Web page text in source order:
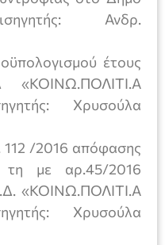
Ανδρ.
έτους
Χρυσούλα
112 /2016 απόφασης
με αρ.45/2016
«ΚΟΙΝΩ.ΠΟΛΙΤΙ.Α
Χρυσούλα